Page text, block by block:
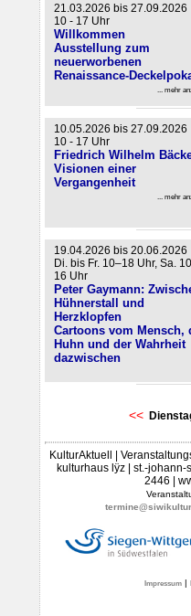
21.03.2026 bis 27.09.2026
10 - 17 Uhr
Willkommen
Ausstellung zum
neuerworbenen
Renaissance-
... mehr
10.05.2026 bis 27.09.2026
10 - 17 Uhr
Friedrich Wilhelm
Visionen einer
Vergangenheit
... mehr
19.04.2026 bis 20.06.2026
Di. bis Fr. 10–18 Uhr, Sa.
16 Uhr
Peter Gaymann:
Hühnerstall und
Herzklopfen
Cartoons vom Mensch,
Huhn und der Wahrheit
dazwischen
<<
KulturAktuell |
kulturhaus lÿz | st.-
2446 |
Impressum |